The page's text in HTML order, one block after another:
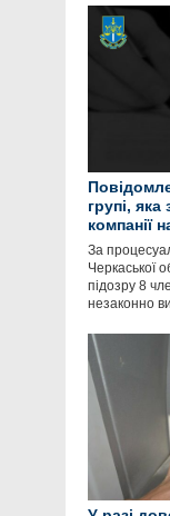
групі, яка
компанії
За
Черкаської
підозру 8
незаконно